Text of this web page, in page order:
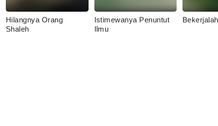
Hilangnya Orang
Shaleh
Istimewanya Penuntut
Ilmu
Bekerjalah